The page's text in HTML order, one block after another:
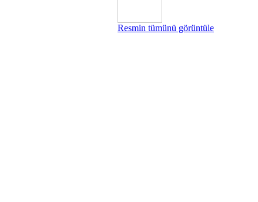
Resmin tümünü görüntüle